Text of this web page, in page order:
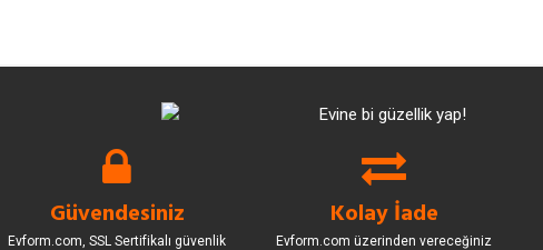
Güvendesiniz
Evform.com, SSL Sertifikalı güvenlik
Kolay İade
Evform.com üzerinden vereceğiniz